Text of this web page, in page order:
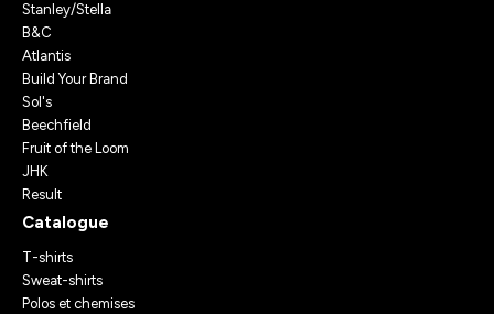
Stanley/Stella
B&C
Atlantis
Build Your Brand
Sol's
Beechfield
Fruit of the Loom
JHK
Result
Catalogue
T-shirts
Sweat-shirts
Polos et chemises